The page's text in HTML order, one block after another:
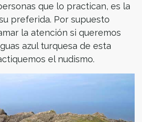
que lo practican, es la
preferida. Por supuesto
la atención si queremos
azul turquesa de esta
el nudismo.